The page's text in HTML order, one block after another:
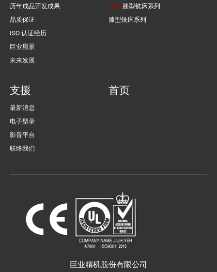
历年成品开发成果
品质保证
ISO 认证经历
巨业愿景
未来发展
New 膝型铣床系列
膝型铣床系列
支援
最新消息
电子型录
影音平台
联络我们
首页
巨业精机股份有限公司